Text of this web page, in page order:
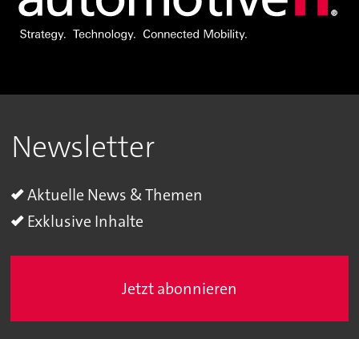
Newsletter
Aktuelle News & Themen
Exklusive Inhalte
Jetzt abonnieren